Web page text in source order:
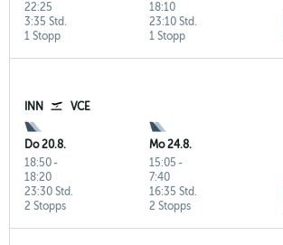
22:25
1 Stopp
3:35 Std.
18:10
1 Stopp
23:10 Std.
INN VCE
Do 20.8.
18:50-
18:20
2 Stopps
23:30 Std.
Mo 24.8.
15:05 -
7:40
2 Stopps
16:35 Std.